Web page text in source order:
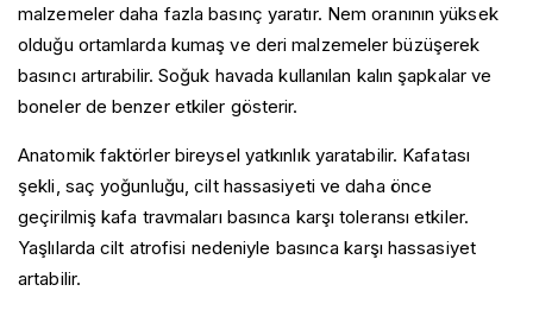
malzemeler daha fazla basınç yaratır. Nem oranının yüksek
olduğu ortamlarda kumaş ve deri malzemeler büzüşerek
basıncı artırabilir. Soğuk havada kullanılan kalın şapkalar ve
boneler de benzer etkiler gösterir.
Anatomik faktörler bireysel yatkınlık yaratabilir. Kafatası
şekli, saç yoğunluğu, cilt hassasiyeti ve daha önce
geçirilmiş kafa travmaları basınca karşı toleransı etkiler.
Yaşlılarda cilt atrofisi nedeniyle basınca karşı hassasiyet
artabilir.